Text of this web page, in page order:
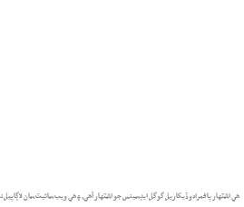
هي اشتهار پاڻمرادو ڏيکاريل گوگل ايڊسينس جو اشتهار آهي، ۽ هي ويب سائيٽ سان لاڳاپيل